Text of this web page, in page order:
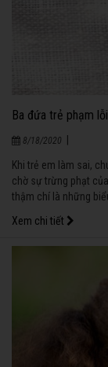
Ba đứa trẻ phạm
8/18/2020
Khi trẻ em làm sai,
chờ sự trừng phạt
thậm chí là những
Xem chi tiết